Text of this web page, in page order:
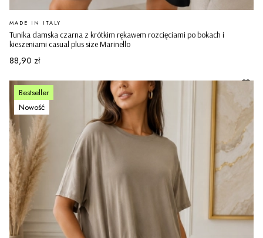
Tunika damska czarna z krótkim rękawem rozcięciami po bokach i
kieszeniami casual plus size Marinello
PRODUCENT
MADE IN ITALY
Cena
88,90 zł
Bestseller
Nowość